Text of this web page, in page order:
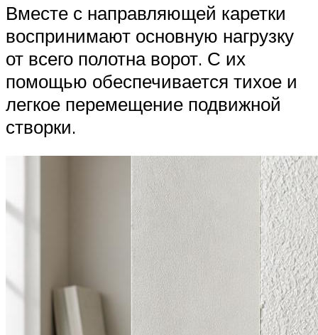
Вместе с направляющей каретки
воспринимают основную нагрузку
от всего полотна ворот. С их
помощью обеспечивается тихое и
легкое перемещение подвижной
створки.